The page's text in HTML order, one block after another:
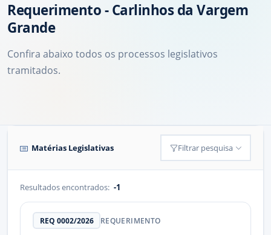
Requerimento- Carlinhos da Vargem
Grande
Confira abaixo todos os processos legislativos
tramitados.
Matérias Legislativas Filtrar pesquisa
Resultados encontrados: -1
REQ 0002/2026 REQUERIMENTO